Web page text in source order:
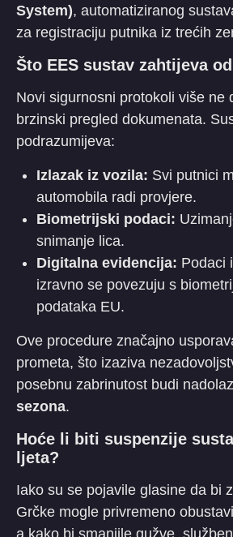
System), automatiziranog
za registraciju putnika iz trećih
Što EES sustav zahtijeva
​Novi sigurnosni protokoli više ne
brzinski pregled dokumenata.
podrazumijeva:
Izlazak iz vozila: Svi putnici
automobila radi provjere.
Biometrijski podaci:
snimanje lica.
Digitalna evidencija: Podaci
izravno se povezuju s
podataka EU.
​Ove procedure značajno
prometa, što izaziva
posebnu zabrinutost budi
sezona.
Hoće li biti suspenzije
ljeta?
​Iako su se pojavile glasine da bi
Grčke mogle privremeno